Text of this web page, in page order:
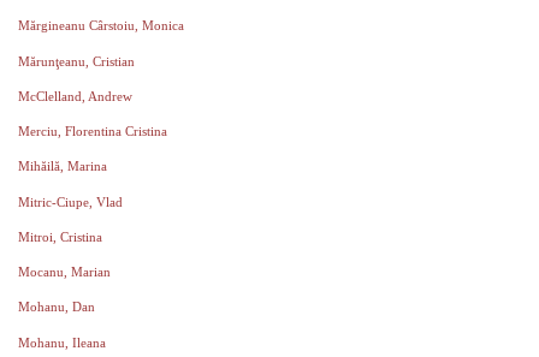
Mărgineanu Cârstoiu, Monica
Mărunţeanu, Cristian
McClelland, Andrew
Merciu, Florentina Cristina
Mihăilă, Marina
Mitric-Ciupe, Vlad
Mitroi, Cristina
Mocanu, Marian
Mohanu, Dan
Mohanu, Ileana